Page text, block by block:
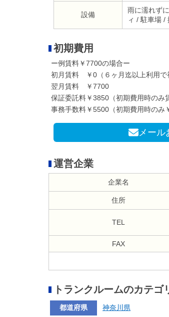
設備
雨に濡れず
ィ / 駐車場 /
初期費用
ー例賃料￥7700の場合ー
初月賃料 ￥0（６ヶ月迄以上利用で
翌月賃料 ￥7700
保証委託料￥3850（初期費用時のみ
事務手数料￥5500（初期費用時のみ
メール
運営企業
企業名
住所
TEL
FAX
トランクルームのカテゴ
都道府県 神奈川県